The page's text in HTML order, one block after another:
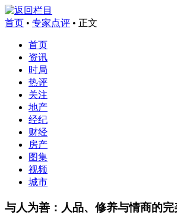
首页 • 专家点评 • 正文
首页
资讯
时局
热评
关注
地产
经纪
财经
房产
图集
视频
城市
与人为善：人品、修养与情商的完